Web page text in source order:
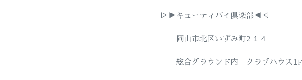
▷▶︎キューティパイ倶楽部◀︎◁
岡山市北区いずみ町2-1-4
総合グラウンド内 クラブハウス1F